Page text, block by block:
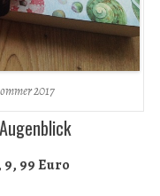
2017
9, 99 Euro